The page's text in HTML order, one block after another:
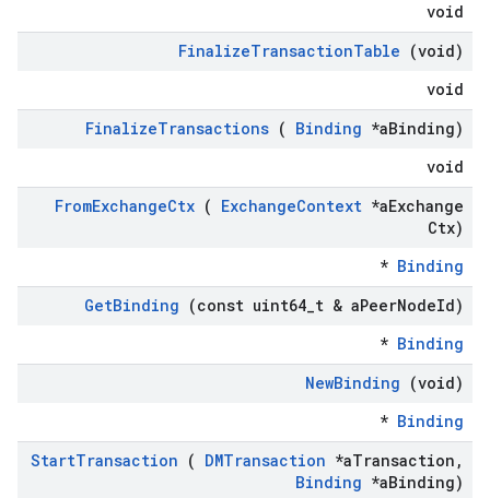
void
FinalizeTransactionTable (void)
void
FinalizeTransactions ( Binding *aBinding)
void
FromExchangeCtx ( ExchangeContext *aExchange
Ctx)
Binding
*
GetBinding (const uint64 t & aPeerNodeId)
Binding
*
NewBinding (void)
Binding
*
StartTransaction ( DMTransaction *aTransaction ,
Binding *aBinding)